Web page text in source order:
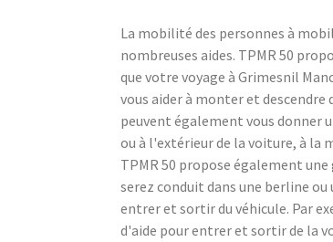
La mobilité des personnes à
nombreuses aides. TPMR 50
que votre voyage à Grimesnil
vous aider à monter et descendre
peuvent également vous donner
ou à l'extérieur de la voiture, à la
TPMR 50 propose également
serez conduit dans une berline
entrer et sortir du véhicule. Par
d'aide pour entrer et sortir de la